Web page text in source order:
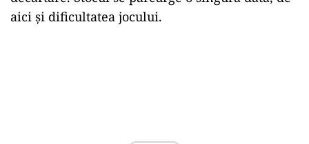
aici și dificultatea jocului.